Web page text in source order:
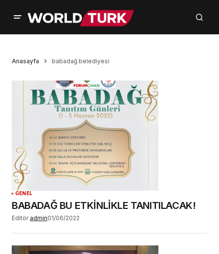
Anasayfa babadağ belediyesi
GENEL
BABADAĞ BU ETKİNLİKLE TANITILACAK!
Editör admin01/06/2022